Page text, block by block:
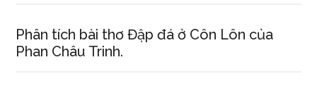
Phân tích bài thơ Đập đá ở Côn Lôn của
Phan Châu Trinh.